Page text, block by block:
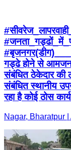
गड्ढे होने से आमजन
संबंधित ठेकेदार की
संबंधित स्थानीय
रहा है कोई ठोस
Nagar, Bharatpur